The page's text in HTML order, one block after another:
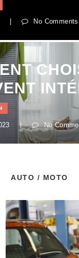
No Comments
| No
AUTO / MOTO